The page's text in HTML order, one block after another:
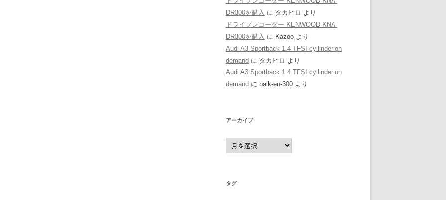
DR300を購入 に タカヒロ より
ドライブレコーダー KENWOOD KNA-
DR300を購入 に Kazoo より
Audi A3 Sportback 1.4 TFSI cyllinder on
demand に タカヒロ より
Audi A3 Sportback 1.4 TFSI cyllinder on
demand に balk-en-300 より
アーカイブ
ア
ー
カ
タグ